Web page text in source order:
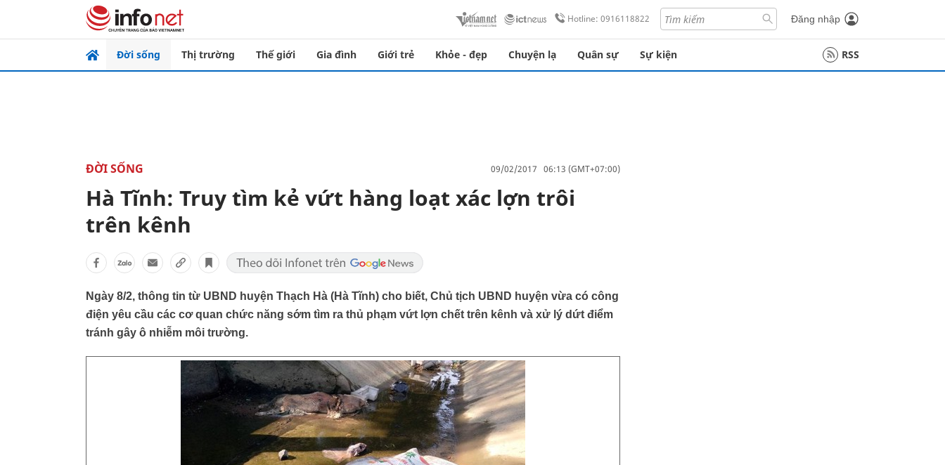
Hotline: 0916118822 Đăng nhập
Đời sống Thị trường Thế giới Gia đình Giới trẻ Khỏe - đẹp Chuyện lạ Quân sự Sự kiện RSS
ĐỜI SỐNG 09/02/2017 06:13 (GMT+07:00)
Hà Tĩnh: Truy tìm kẻ vứt hàng loạt xác lợn trôi
trên kênh
Ngày 8/2, thông tin từ UBND huyện Thạch Hà (Hà Tĩnh) cho biết, Chủ tịch UBND huyện vừa có công
điện yêu cầu các cơ quan chức năng sớm tìm ra thủ phạm vứt lợn chết trên kênh và xử lý dứt điểm
tránh gây ô nhiễm môi trường.